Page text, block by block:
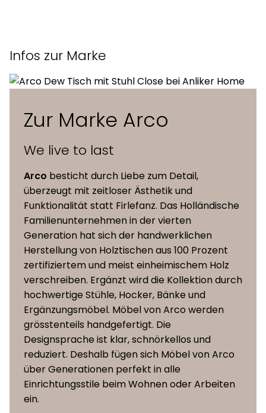
Sitzhöhe 48 cm
Sitzschale
gepolstert (Stoff oder
Leder)
Untergestell
verschiedenen Finishs
Untergestellvarianten
Kufengestell
4-Bein-Zentralfuss
(drehbar) auf Füssen
4-Bein-Zentralfuss
(fest) auf Rollen
5-Bein-Zentralfuss
(drehbar,
höhenverstellbar, mit
Gasfeder und Tilt) auf
Rollen
Infos zur Marke
Zur Marke Arco
We live to last
Arco besticht durch Liebe zum Detail,
überzeugt mit zeitloser Ästhetik und
Funktionalität statt Firlefanz. Das Holländische
Familienunternehmen in der vierten
Generation hat sich der handwerklichen
Herstellung von Holztischen aus 100 Prozent
zertifiziertem und meist einheimischem Holz
verschreiben. Ergänzt wird die Kollektion durch
hochwertige Stühle, Hocker, Bänke und
Ergänzungsmöbel. Möbel von Arco werden
grösstenteils handgefertigt. Die
Designsprache ist klar, schnörkellos und
reduziert. Deshalb fügen sich Möbel von Arco
über Generationen perfekt in alle
Einrichtungsstile beim Wohnen oder Arbeiten
ein.